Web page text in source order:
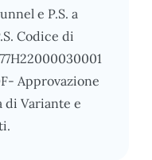
e P.S. a
Codice di
Approvazione
di Variante e